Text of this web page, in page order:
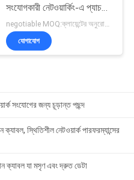
সংযোগকারী নেটওয়ার্কিং-এ প্যাচ
কেবল
negotiable MOQ:ক্লায়েন্টের অনুরোধ হিসাবে কাস্টমাইজড টাইপ 30000 মিটার হিসাবে স্টক।
যোগাযোগ
সংযোগের জন্য চূড়ান্ত পছন্দ
স্থিতিশীল নেটওয়ার্ক পারফরম্যান্সের
ক্যাবল যা মসৃণ এবং দ্রুত ডেটা